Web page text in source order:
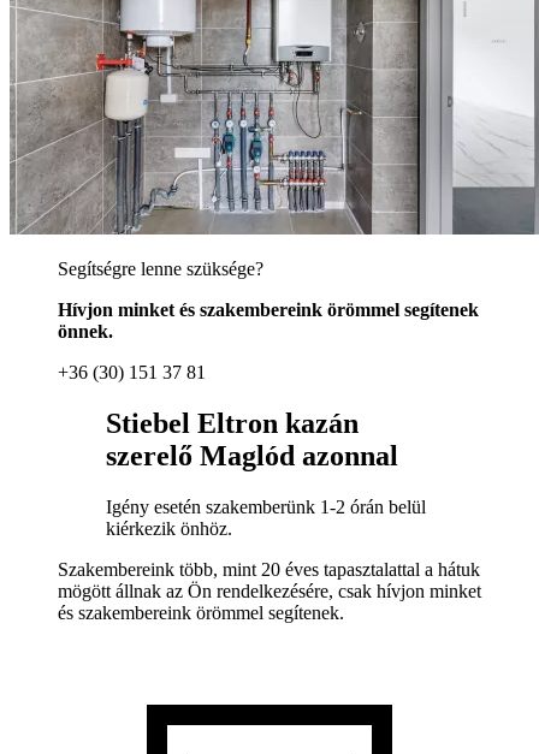
Segítségre lenne szüksége?
Hívjon minket és szakembereink örömmel segítenek
önnek.
+36 (30) 151 37 81
Stiebel Eltron kazán
szerelő Maglód azonnal
Igény esetén szakemberünk 1-2 órán belül
kiérkezik önhöz.
Szakembereink több, mint 20 éves tapasztalattal a hátuk
mögött állnak az Ön rendelkezésére, csak hívjon minket
és szakembereink örömmel segítenek.